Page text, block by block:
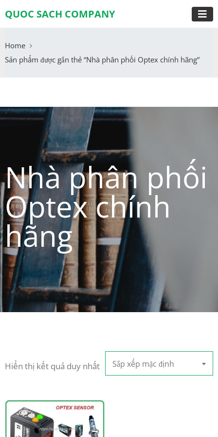
QUOC SACH COMPANY
Home
Sản phẩm được gắn thẻ “Nhà phân phối Optex chính hãng”
Nhà phân phối
Optex chính
hãng
Hiển thị kết quả duy nhất Sắp xếp mặc định